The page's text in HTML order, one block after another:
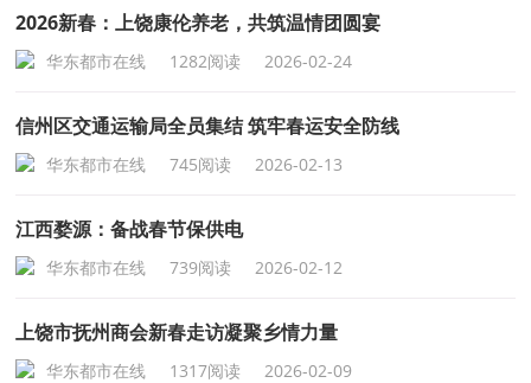
2026新春：上饶康伦养老，共筑温情团圆宴
华东都市在线 1282阅读 2026-02-24
信州区交通运输局全员集结 筑牢春运安全防线
华东都市在线 745阅读 2026-02-13
江西婺源：备战春节保供电
华东都市在线 739阅读 2026-02-12
上饶市抚州商会新春走访凝聚乡情力量
华东都市在线 1317阅读 2026-02-09